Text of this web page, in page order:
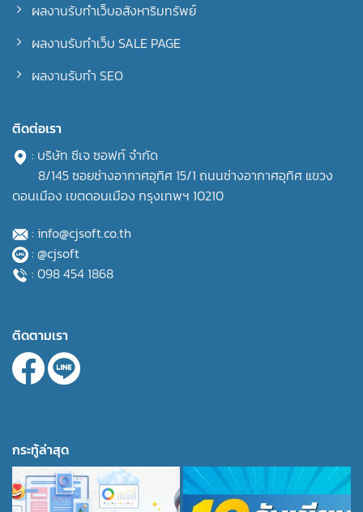
ผลงานรับทำเว็บอสังหาริมทรัพย์
ผลงานรับทำเว็บ SALE PAGE
ผลงานรับทำ SEO
ติดต่อเรา
: บริษัท ซีเจ ซอฟท์ จำกัด
8/145 ซอยช่างอากาศอุทิศ 15/1 ถนนช่างอากาศอุทิศ แขวง
ดอนเมือง เขตดอนเมือง กรุงเทพฯ 10210
: info@cjsoft.co.th
: @cjsoft
: 098 454 1868
ติดตามเรา
กระทู้ล่าสุด